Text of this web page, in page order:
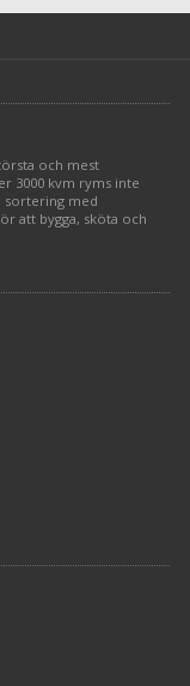
och mest
3000 kvm ryms inte
sortering med
att bygga, sköta och